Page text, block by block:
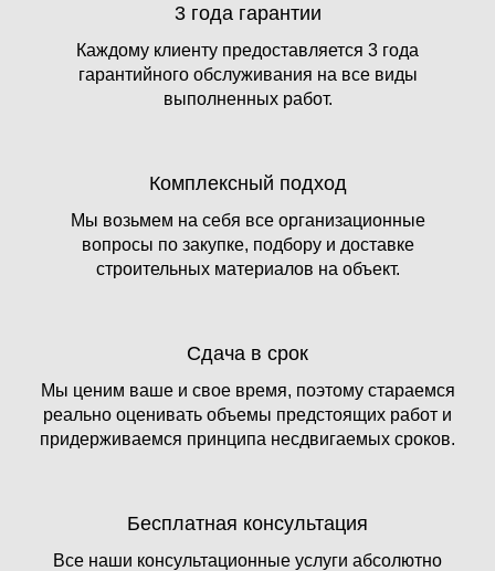
3 года гарантии
Каждому клиенту предоставляется 3 года
гарантийного обслуживания на все виды
выполненных работ.
Комплексный подход
Мы возьмем на себя все организационные
вопросы по закупке, подбору и доставке
строительных материалов на объект.
Сдача в срок
Мы ценим ваше и свое время, поэтому стараемся
реально оценивать объемы предстоящих работ и
придерживаемся принципа несдвигаемых сроков.
Бесплатная консультация
Все наши консультационные услуги абсолютно